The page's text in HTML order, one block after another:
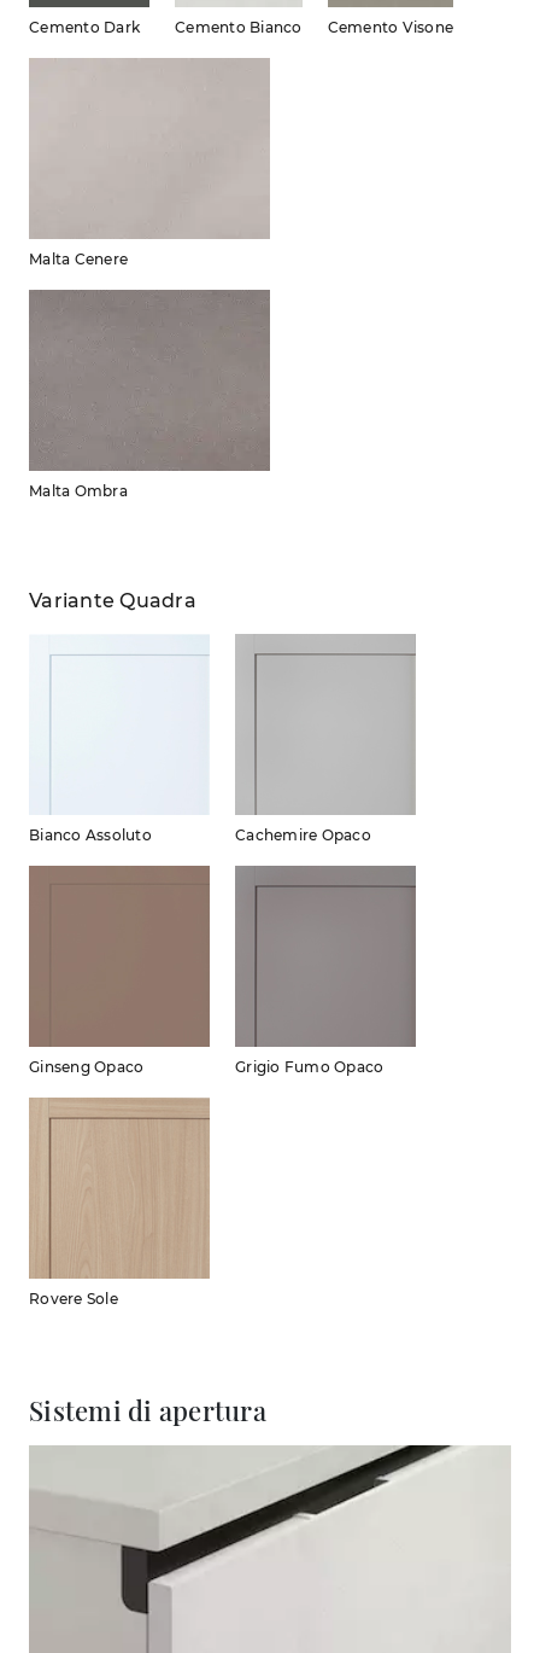
Cemento Dark Cemento Bianco Cemento Visone
Malta Cenere
Malta Ombra
Variante Quadra
Bianco Assoluto Cachemire Opaco
Ginseng Opaco Grigio Fumo Opaco
Rovere Sole
Sistemi di apertura